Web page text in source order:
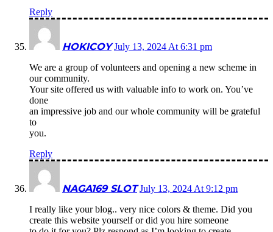
Reply
HOKICOY July 13, 2024 At 6:31 pm
We are a group of volunteers and opening a new scheme in
our community.
Your site offered us with valuable info to work on. You’ve
done
an impressive job and our whole community will be grateful
to
you.
Reply
NAGA169 SLOT July 13, 2024 At 9:12 pm
I really like your blog.. very nice colors & theme. Did you
create this website yourself or did you hire someone